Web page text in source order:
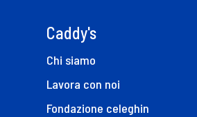
Caddy's
Chi siamo
Lavora con noi
Fondazione celeghin